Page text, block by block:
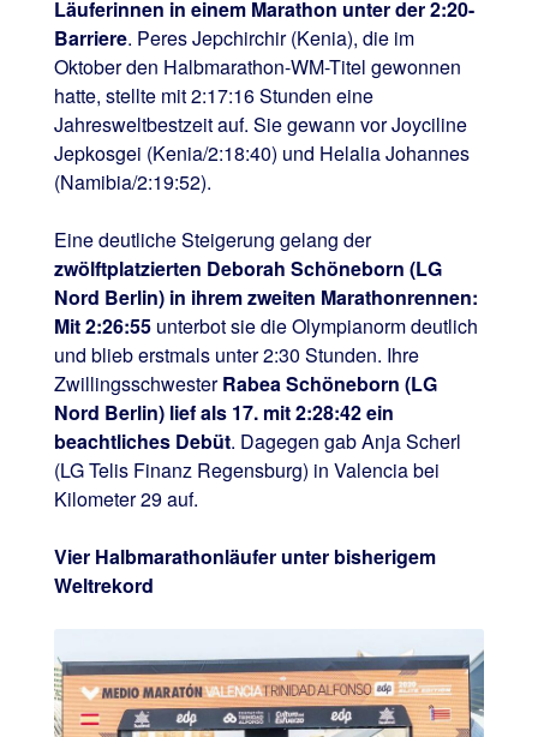
Läuferinnen in einem Marathon unter der 2:20-
Barriere. Peres Jepchirchir (Kenia), die im
Oktober den Halbmarathon-WM-Titel gewonnen
hatte, stellte mit 2:17:16 Stunden eine
Jahresweltbestzeit auf. Sie gewann vor Joyciline
Jepkosgei (Kenia/2:18:40) und Helalia Johannes
(Namibia/2:19:52).
Eine deutliche Steigerung gelang der
zwölftplatzierten Deborah Schöneborn (LG
Nord Berlin) in ihrem zweiten Marathonrennen:
Mit 2:26:55unterbot sie die Olympianorm deutlich
und blieb erstmals unter 2:30 Stunden. Ihre
ZwillingsschwesterRabea Schöneborn (LG
Nord Berlin) lief als 17. mit 2:28:42 ein
beachtliches Debüt. Dagegen gab Anja Scherl
(LG Telis Finanz Regensburg) in Valencia bei
Kilometer 29 auf.
Vier Halbmarathonläufer unter bisherigem
Weltrekord